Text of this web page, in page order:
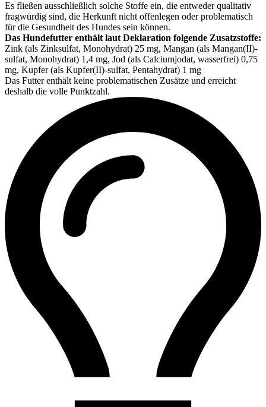
Es fließen ausschließlich solche Stoffe ein, die entweder qualitativ
fragwürdig sind, die Herkunft nicht offenlegen oder problematisch
für die Gesundheit des Hundes sein können.
Das Hundefutter enthält laut Deklaration folgende Zusatzstoffe:
Zink (als Zinksulfat, Monohydrat) 25 mg, Mangan (als Mangan(II)-
sulfat, Monohydrat) 1,4 mg, Jod (als Calcium­jodat, wasserfrei) 0,75
mg, Kupfer (als Kupfer(II)-sulfat, Pentahydrat) 1 mg
Das Futter enthält keine problematischen Zusätze und erreicht
deshalb die volle Punktzahl.